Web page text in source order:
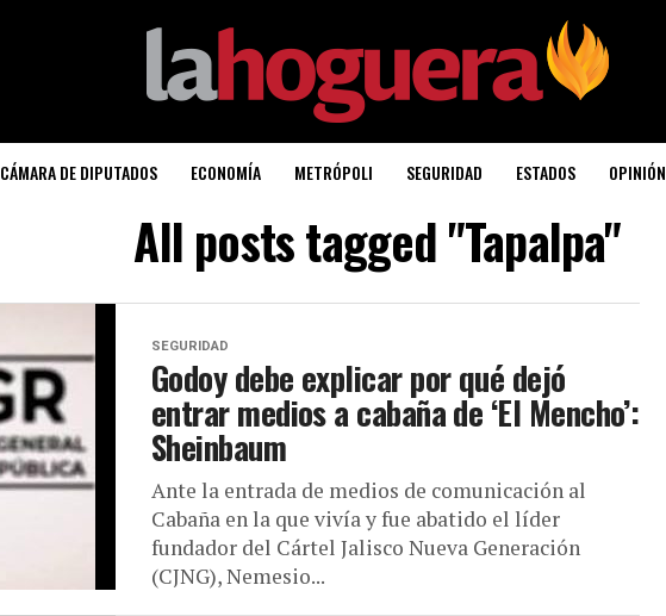
CÁMARA DE DIPUTADOS ECONOMÍA METRÓPOLI SEGURIDAD ESTADOS OPINIÓN
All posts tagged "Tapalpa"
SEGURIDAD
Godoy debe explicar por qué dejó
entrar medios a cabaña de ‘El Mencho’:
Sheinbaum
Ante la entrada de medios de comunicación al
Cabaña en la que vivía y fue abatido el líder
fundador del Cártel Jalisco Nueva Generación
(CJNG), Nemesio...